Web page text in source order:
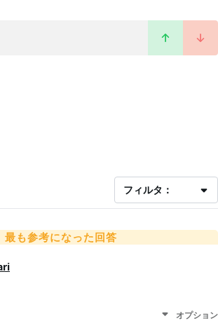
フィルタ：
最も参考になった回答
オプション